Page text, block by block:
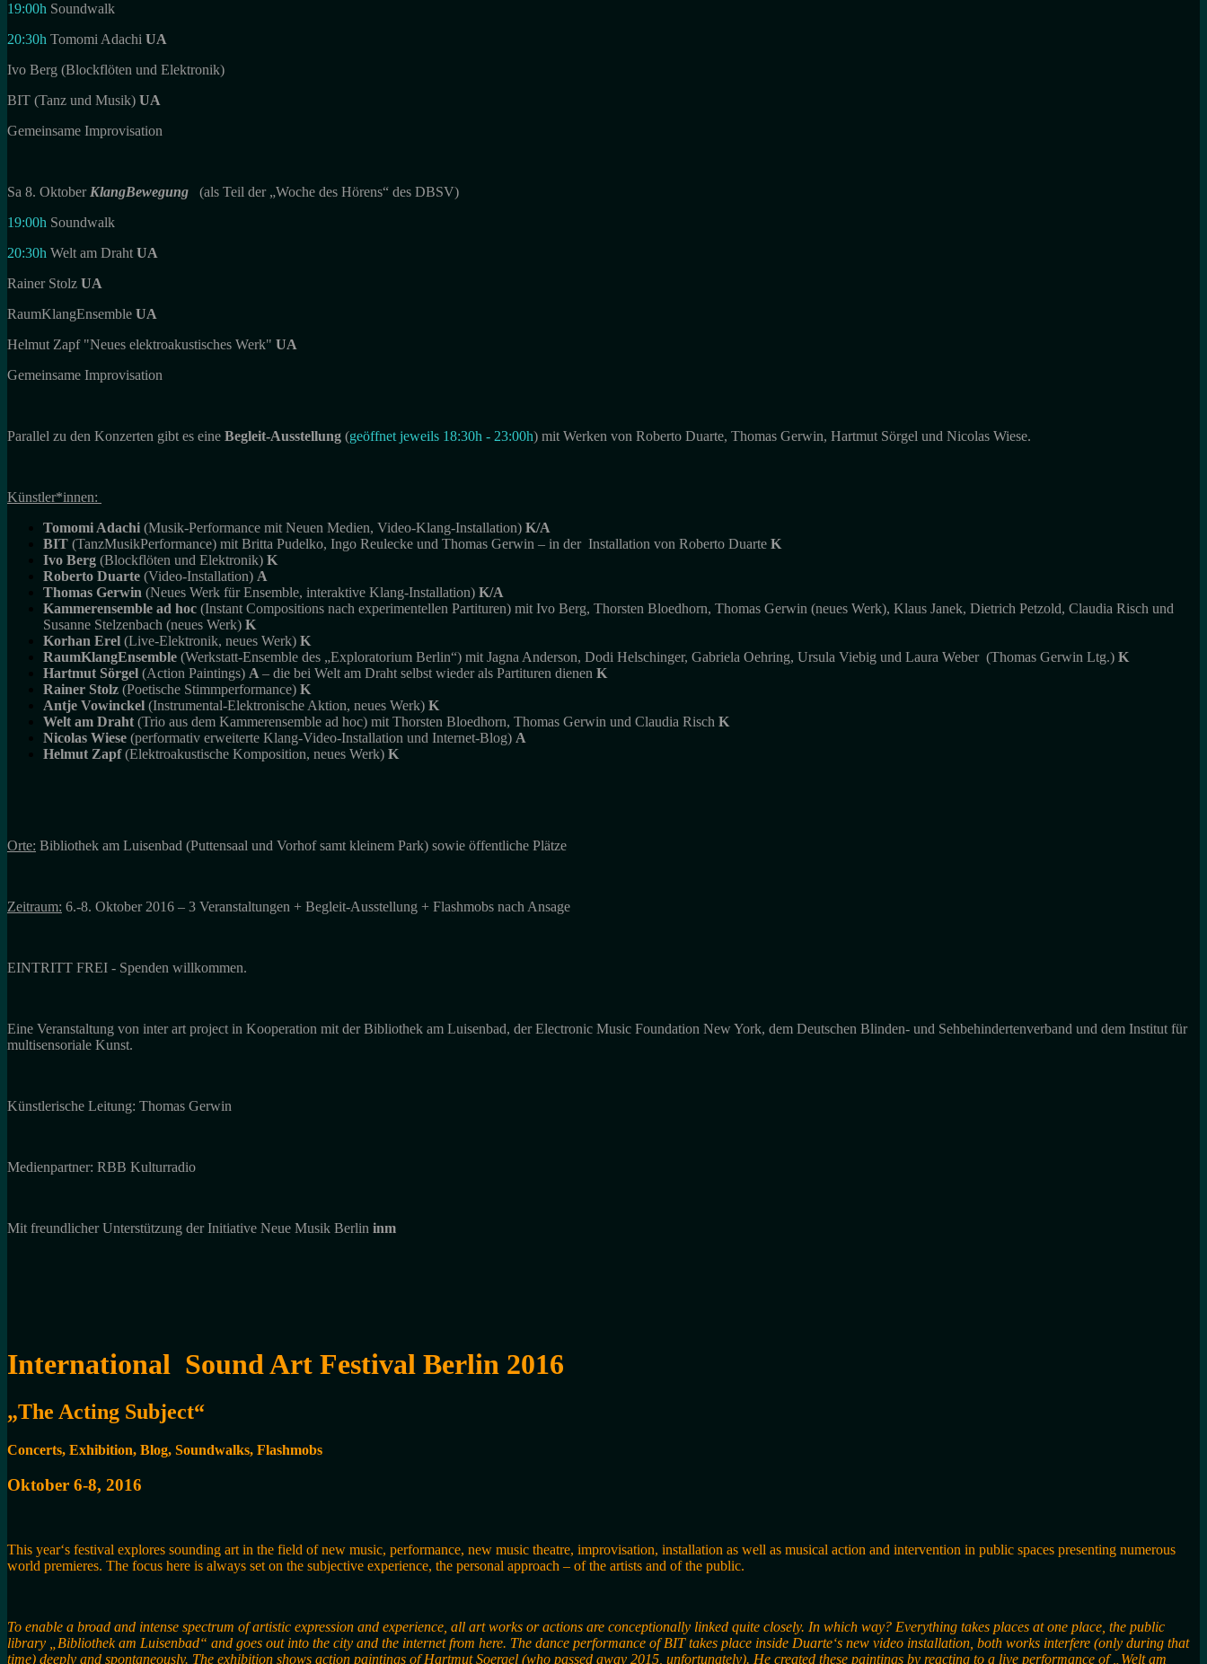
19:00h Soundwalk
20:30h Tomomi Adachi UA
Ivo Berg (Blockflöten und Elektronik)
BIT (Tanz und Musik) UA
Gemeinsame Improvisation
Sa 8. Oktober KlangBewegung
(als Teil der „Woche des Hörens“ des DBSV)
19:00h Soundwalk
20:30h Welt am Draht UA
Rainer Stolz UA
RaumKlangEnsemble UA
Helmut Zapf "Neues elektroakustisches Werk" UA
Gemeinsame Improvisation
Parallel zu den Konzerten gibt es eine Begleit-Ausstellung (geöffnet jeweils 18:30h - 23:00h) mit Werken von Roberto Duarte, Thomas Gerwin, Hartmut Sörgel und Nicolas Wiese.
Künstler*innen:
Tomomi Adachi (Musik-Performance mit Neuen Medien, Video-Klang-Installation) K/A
BIT (TanzMusikPerformance) mit Britta Pudelko, Ingo Reulecke und Thomas Gerwin – in der Installation von Roberto Duarte K
Ivo Berg (Blockflöten und Elektronik) K
Roberto Duarte (Video-Installation) A
Thomas Gerwin (Neues Werk für Ensemble, interaktive Klang-Installation) K/A
Kammerensemble ad hoc (Instant Compositions nach experimentellen Partituren) mit Ivo Berg, Thorsten Bloedhorn, Thomas Gerwin (neues Werk), Klaus Janek, Dietrich Petzold, Claudia Risch und
Susanne Stelzenbach (neues Werk) K
Korhan Erel (Live-Elektronik, neues Werk) K
RaumKlangEnsemble (Werkstatt-Ensemble des „Exploratorium Berlin“) mit Jagna Anderson, Dodi Helschinger, Gabriela Oehring, Ursula Viebig und Laura Weber (Thomas Gerwin Ltg.) K
Hartmut Sörgel (Action Paintings) A – die bei Welt am Draht selbst wieder als Partituren dienen K
Rainer Stolz (Poetische Stimmperformance) K
Antje Vowinckel (Instrumental-Elektronische Aktion, neues Werk) K
Welt am Draht (Trio aus dem Kammerensemble ad hoc) mit Thorsten Bloedhorn, Thomas Gerwin und Claudia Risch K
Nicolas Wiese (performativ erweiterte Klang-Video-Installation und Internet-Blog) A
Helmut Zapf(Elektroakustische Komposition, neues Werk) K
Orte: Bibliothek am Luisenbad (Puttensaal und Vorhof samt kleinem Park) sowie öffentliche Plätze
Zeitraum: 6.-8. Oktober 2016 – 3 Veranstaltungen + Begleit-Ausstellung + Flashmobs nach Ansage
EINTRITT FREI - Spenden willkommen.
Eine Veranstaltung von inter art project in Kooperation mit der Bibliothek am Luisenbad, der Electronic Music Foundation New York, dem Deutschen Blinden- und Sehbehindertenverband und dem Institut für
multisensoriale Kunst.
Künstlerische Leitung: Thomas Gerwin
Medienpartner: RBB Kulturradio
Mit freundlicher Unterstützung der Initiative Neue Musik Berlin inm
International Sound Art Festival Berlin 2016
„The Acting Subject“
Concerts, Exhibition, Blog, Soundwalks, Flashmobs
Oktober 6-8, 2016
This year‘s festival explores sounding art in the field of new music, performance, new music theatre, improvisation, installation as well as musical action and intervention in public spaces presenting numerous
world premieres. The focus here is always set on the subjective experience, the personal approach – of the artists and of the public.
To enable a broad and intense spectrum of artistic expression and experience, all art works or actions are conceptionally linked quite closely. In which way? Everything takes places at one place, the public
library „Bibliothek am Luisenbad“ and goes out into the city and the internet from here. The dance performance of BIT takes place inside Duarte‘s new video installation, both works interfere (only during that
time) deeply and spontaneously. The exhibition shows action paintings of Hartmut Soergel (who passed away 2015, unfortunately). He created these paintings by reacting to a live performance of „Welt am